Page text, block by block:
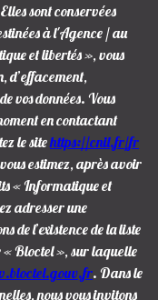
sont conservées
à l'Agence / au
et libertés », vous
d’effacement,
vos données. Vous
en contactant
le sitehttps://cnil.fr/fr
estimez, après avoir
« Informatique et
adresser une
de l’existence de la liste
Bloctel », sur laquelle
. Dans le
nous vous invitons